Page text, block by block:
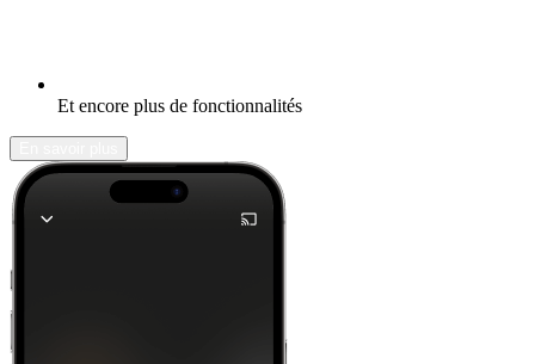
Et encore plus de fonctionnalités